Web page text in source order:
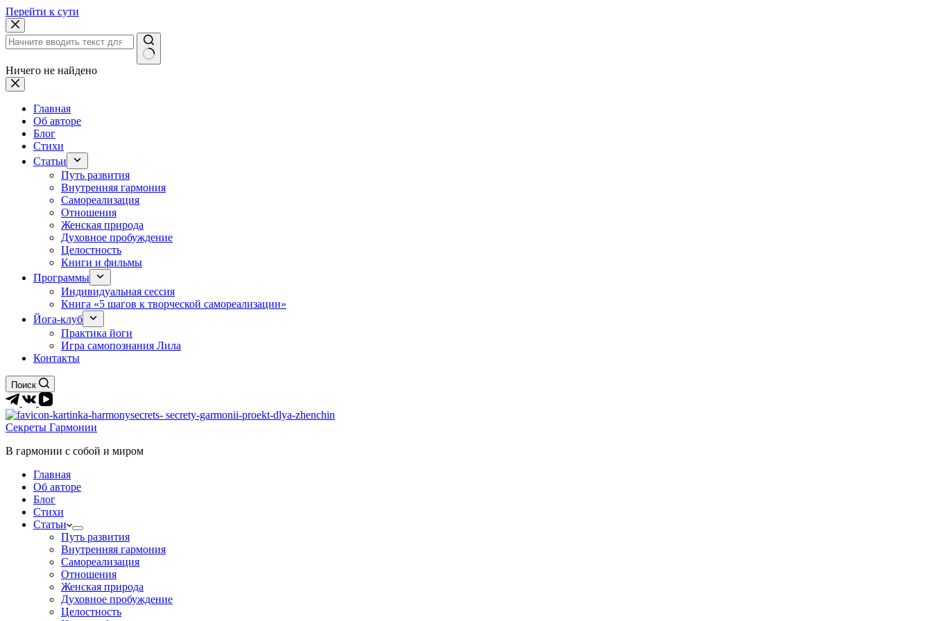
Перейти к сути
Ничего не найдено
Главная
Об авторе
Блог
Стихи
Статьи
Путь развития
Внутренняя гармония
Самореализация
Отношения
Женская природа
Духовное пробуждение
Целостность
Книги и фильмы
Программы
Индивидуальная сессия
Книга «5 шагов к творческой самореализации»
Йога-клуб
Практика йоги
Игра самопознания Лила
Контакты
Поиск
Секреты Гармонии
В гармонии c собой и миром
Главная
Об авторе
Блог
Стихи
Статьи
Путь развития
Внутренняя гармония
Самореализация
Отношения
Женская природа
Духовное пробуждение
Целостность